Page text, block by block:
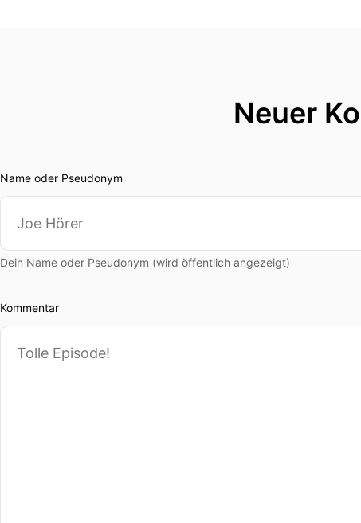
Neuer
Name oder Pseudonym
Dein Name oder Pseudonym (wird öffentlich angezeigt)
Kommentar